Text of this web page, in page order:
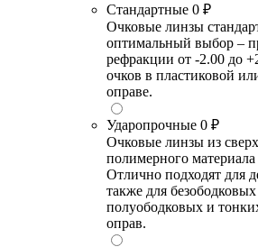
Стандартные 0 ₽
Очковые линзы
оптимальный выбор –
рефракции от -2.00 до
очков в пластиковой
оправе.
Ударопрочные 0 ₽
Очковые линзы из
полимерного
Отлично подходят для
также для
полуободковых и
оправ.